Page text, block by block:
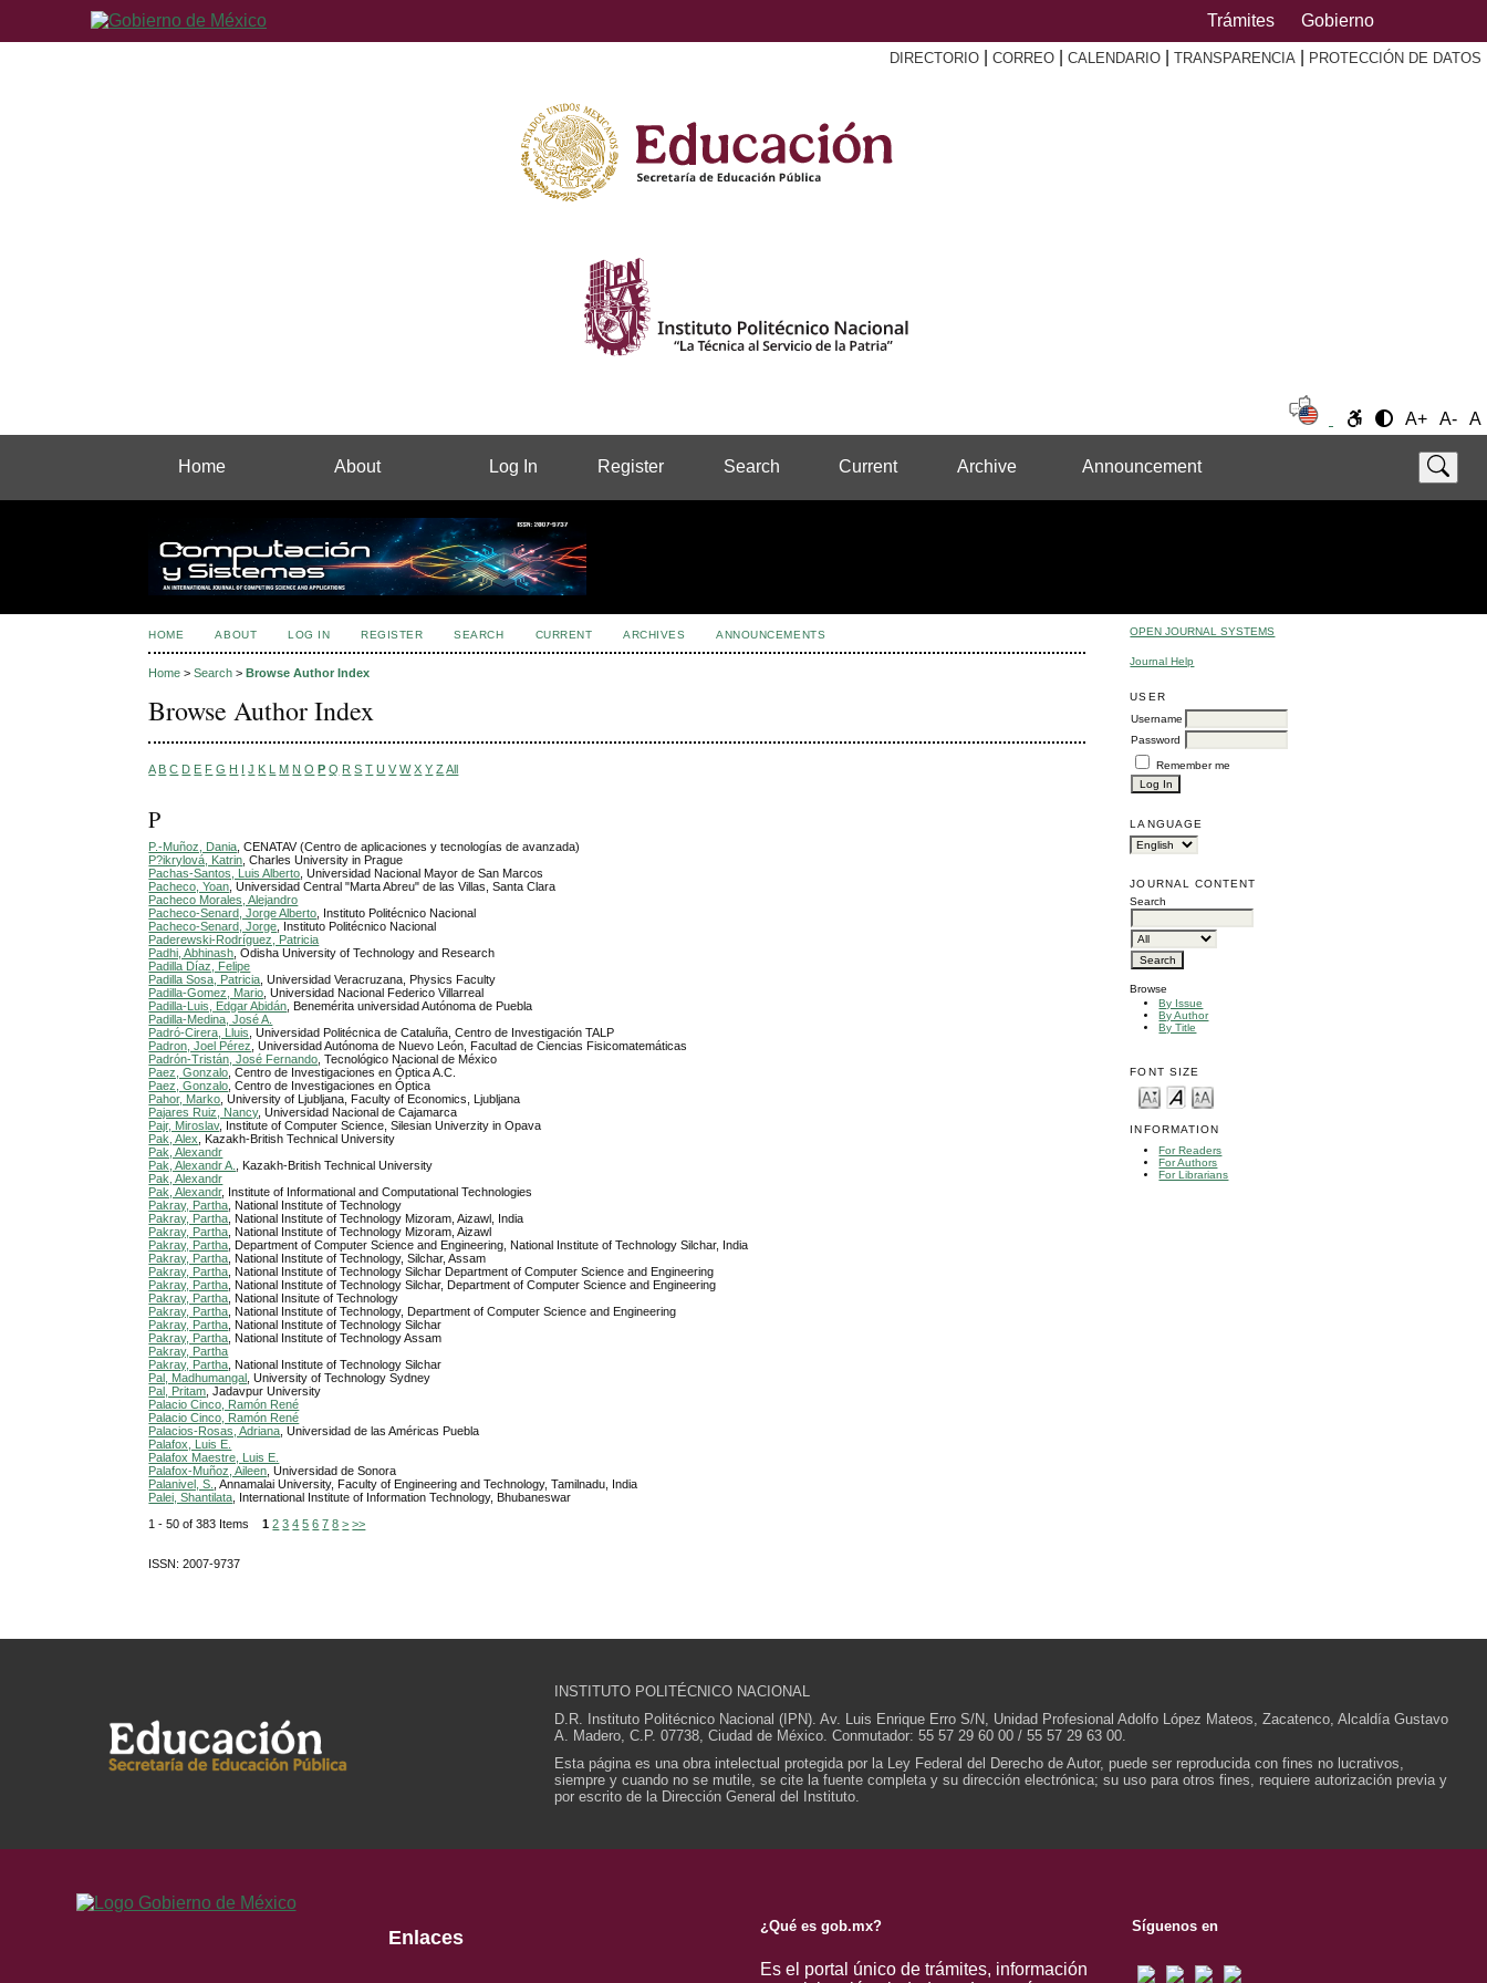
Trámites Gobierno
DIRECTORIO CORREO CALENDARIO TRANSPARENCIA PROTECCIÓN DE DATOS
A+ A- A
Home About Log In Register Search Current Archive Announcement
OPEN JOURNAL SYSTEMS
Journal Help
USER
Username
Password
Remember me
LANGUAGE
JOURNAL CONTENT
Search
Browse
By Issue
By Author
By Title
FONT SIZE
INFORMATION
For Readers
For Authors
For Librarians
HOME ABOUT LOG IN REGISTER SEARCH CURRENT ARCHIVES ANNOUNCEMENTS
Home >Search >Browse Author Index
Browse Author Index
A B C D E F G H I J K L M N O P Q R S T U V W X Y Z All
P
P.-Muñoz, Dania , CENATAV (Centro de aplicaciones y tecnologías de avanzada)
P?ikrylová, Katrin , Charles University in Prague
Pachas-Santos, Luis Alberto , Universidad Nacional Mayor de San Marcos
Pacheco, Yoan , Universidad Central "Marta Abreu" de las Villas, Santa Clara
Pacheco Morales, Alejandro
Pacheco-Senard, Jorge Alberto , Instituto Politécnico Nacional
Pacheco-Senard, Jorge , Instituto Politécnico Nacional
Paderewski-Rodríguez, Patricia
Padhi, Abhinash , Odisha University of Technology and Research
Padilla Díaz, Felipe
Padilla Sosa, Patricia , Universidad Veracruzana, Physics Faculty
Padilla-Gomez, Mario , Universidad Nacional Federico Villarreal
Padilla-Luis, Edgar Abidán , Benemérita universidad Autónoma de Puebla
Padilla-Medina, José A.
Padró-Cirera, Lluis , Universidad Politécnica de Cataluña, Centro de Investigación TALP
Padron, Joel Pérez , Universidad Autónoma de Nuevo León, Facultad de Ciencias Fisicomatemáticas
Padrón-Tristán, José Fernando , Tecnológico Nacional de México
Paez, Gonzalo , Centro de Investigaciones en Óptica A.C.
Paez, Gonzalo , Centro de Investigaciones en Óptica
Pahor, Marko , University of Ljubljana, Faculty of Economics, Ljubljana
Pajares Ruiz, Nancy, Universidad Nacional de Cajamarca
Pajr, Miroslav, Institute of Computer Science, Silesian Univerzity in Opava
Pak, Alex
, Kazakh-British Technical University
Pak, Alexandr
Pak, Alexandr A.
, Kazakh-British Technical University
Pak, Alexandr
Pak, Alexandr, Institute of Informational and Computational Technologies
Pakray, Partha , National Institute of Technology
Pakray, Partha , National Institute of Technology Mizoram, Aizawl, India
Pakray, Partha , National Institute of Technology Mizoram, Aizawl
Pakray, Partha , Department of Computer Science and Engineering, National Institute of Technology Silchar, India
Pakray, Partha , National Institute of Technology, Silchar, Assam
Pakray, Partha , National Institute of Technology Silchar Department of Computer Science and Engineering
Pakray, Partha , National Institute of Technology Silchar, Department of Computer Science and Engineering
Pakray, Partha , National Insitute of Technology
Pakray, Partha , National Institute of Technology, Department of Computer Science and Engineering
Pakray, Partha , National Institute of Technology Silchar
Pakray, Partha , National Institute of Technology Assam
Pakray, Partha
Pakray, Partha , National Institute of Technology Silchar
Pal, Madhumangal
, University of Technology Sydney
Pal, Pritam , Jadavpur University
Palacio Cinco, Ramón René
Palacio Cinco, Ramón René
Palacios-Rosas, Adriana , Universidad de las Américas Puebla
Palafox, Luis E.
Palafox Maestre, Luis E.
Palafox-Muñoz, Aileen , Universidad de Sonora
Palanivel, S.
, Annamalai University, Faculty of Engineering and Technology, Tamilnadu, India
Palei, Shantilata , International Institute of Information Technology, Bhubaneswar
1 - 50 of 383 Items1 2 3 4 5 6 7 8 > >>
ISSN: 2007-9737
INSTITUTO POLITÉCNICO NACIONAL
D.R. Instituto Politécnico Nacional (IPN). Av. Luis Enrique Erro S/N, Unidad Profesional Adolfo López Mateos, Zacatenco, Alcaldía Gustavo
A. Madero, C.P. 07738, Ciudad de México. Conmutador: 55 57 29 60 00 / 55 57 29 63 00.
Esta página es una obra intelectual protegida por la Ley Federal del Derecho de Autor, puede ser reproducida con fines no lucrativos,
siempre y cuando no se mutile, se cite la fuente completa y su dirección electrónica; su uso para otros fines, requiere autorización previa y
por escrito de la Dirección General del Instituto.
Enlaces
¿Qué es gob.mx?
Es el portal único de trámites, información
Síguenos en